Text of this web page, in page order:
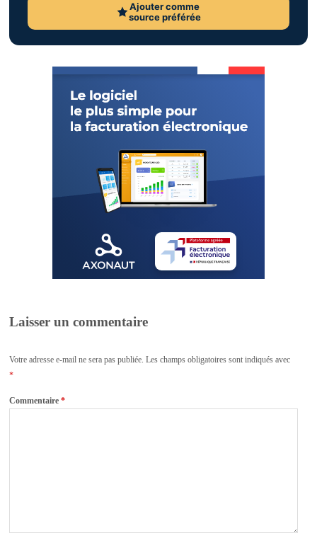
Ajouter comme
source préférée
Laisser un commentaire
Votre adresse e-mail ne sera pas publiée. Les champs obligatoires sont indiqués avec
*
Commentaire*